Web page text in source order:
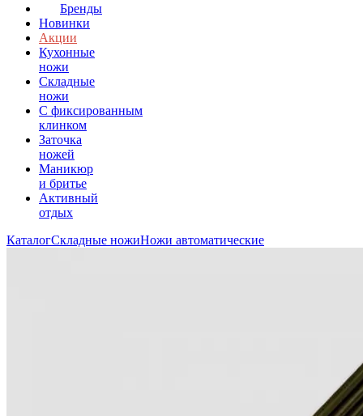
Бренды
Новинки
Акции
Кухонные
ножи
Складные
ножи
C фиксированным
клинком
Заточка
ножей
Маникюр
и бритье
Активный
отдых
КаталогСкладные ножиНожи автоматические